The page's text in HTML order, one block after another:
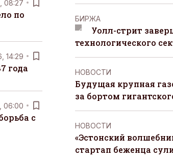
08:27
по
14:29
года
06:00
с
БИРЖА
Уолл-стрит
технологического
НОВОСТИ
Будущая крупная
за бортом
НОВОСТИ
«Эстонский
стартап беженца